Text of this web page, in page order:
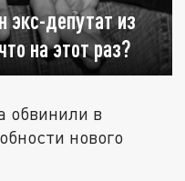
экс-депутат из
на этот раз?
обвинили в
нового